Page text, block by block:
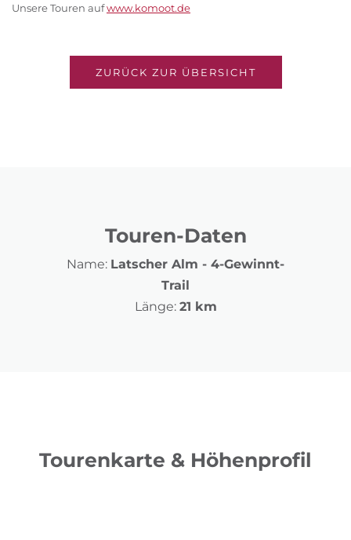
Unsere Touren aufwww.komoot.de
ZURÜCK ZUR ÜBERSICHT
Touren-Daten
Name: Latscher Alm - 4-Gewinnt-
Trail
Länge: 21 km
Tourenkarte & Höhenprofil